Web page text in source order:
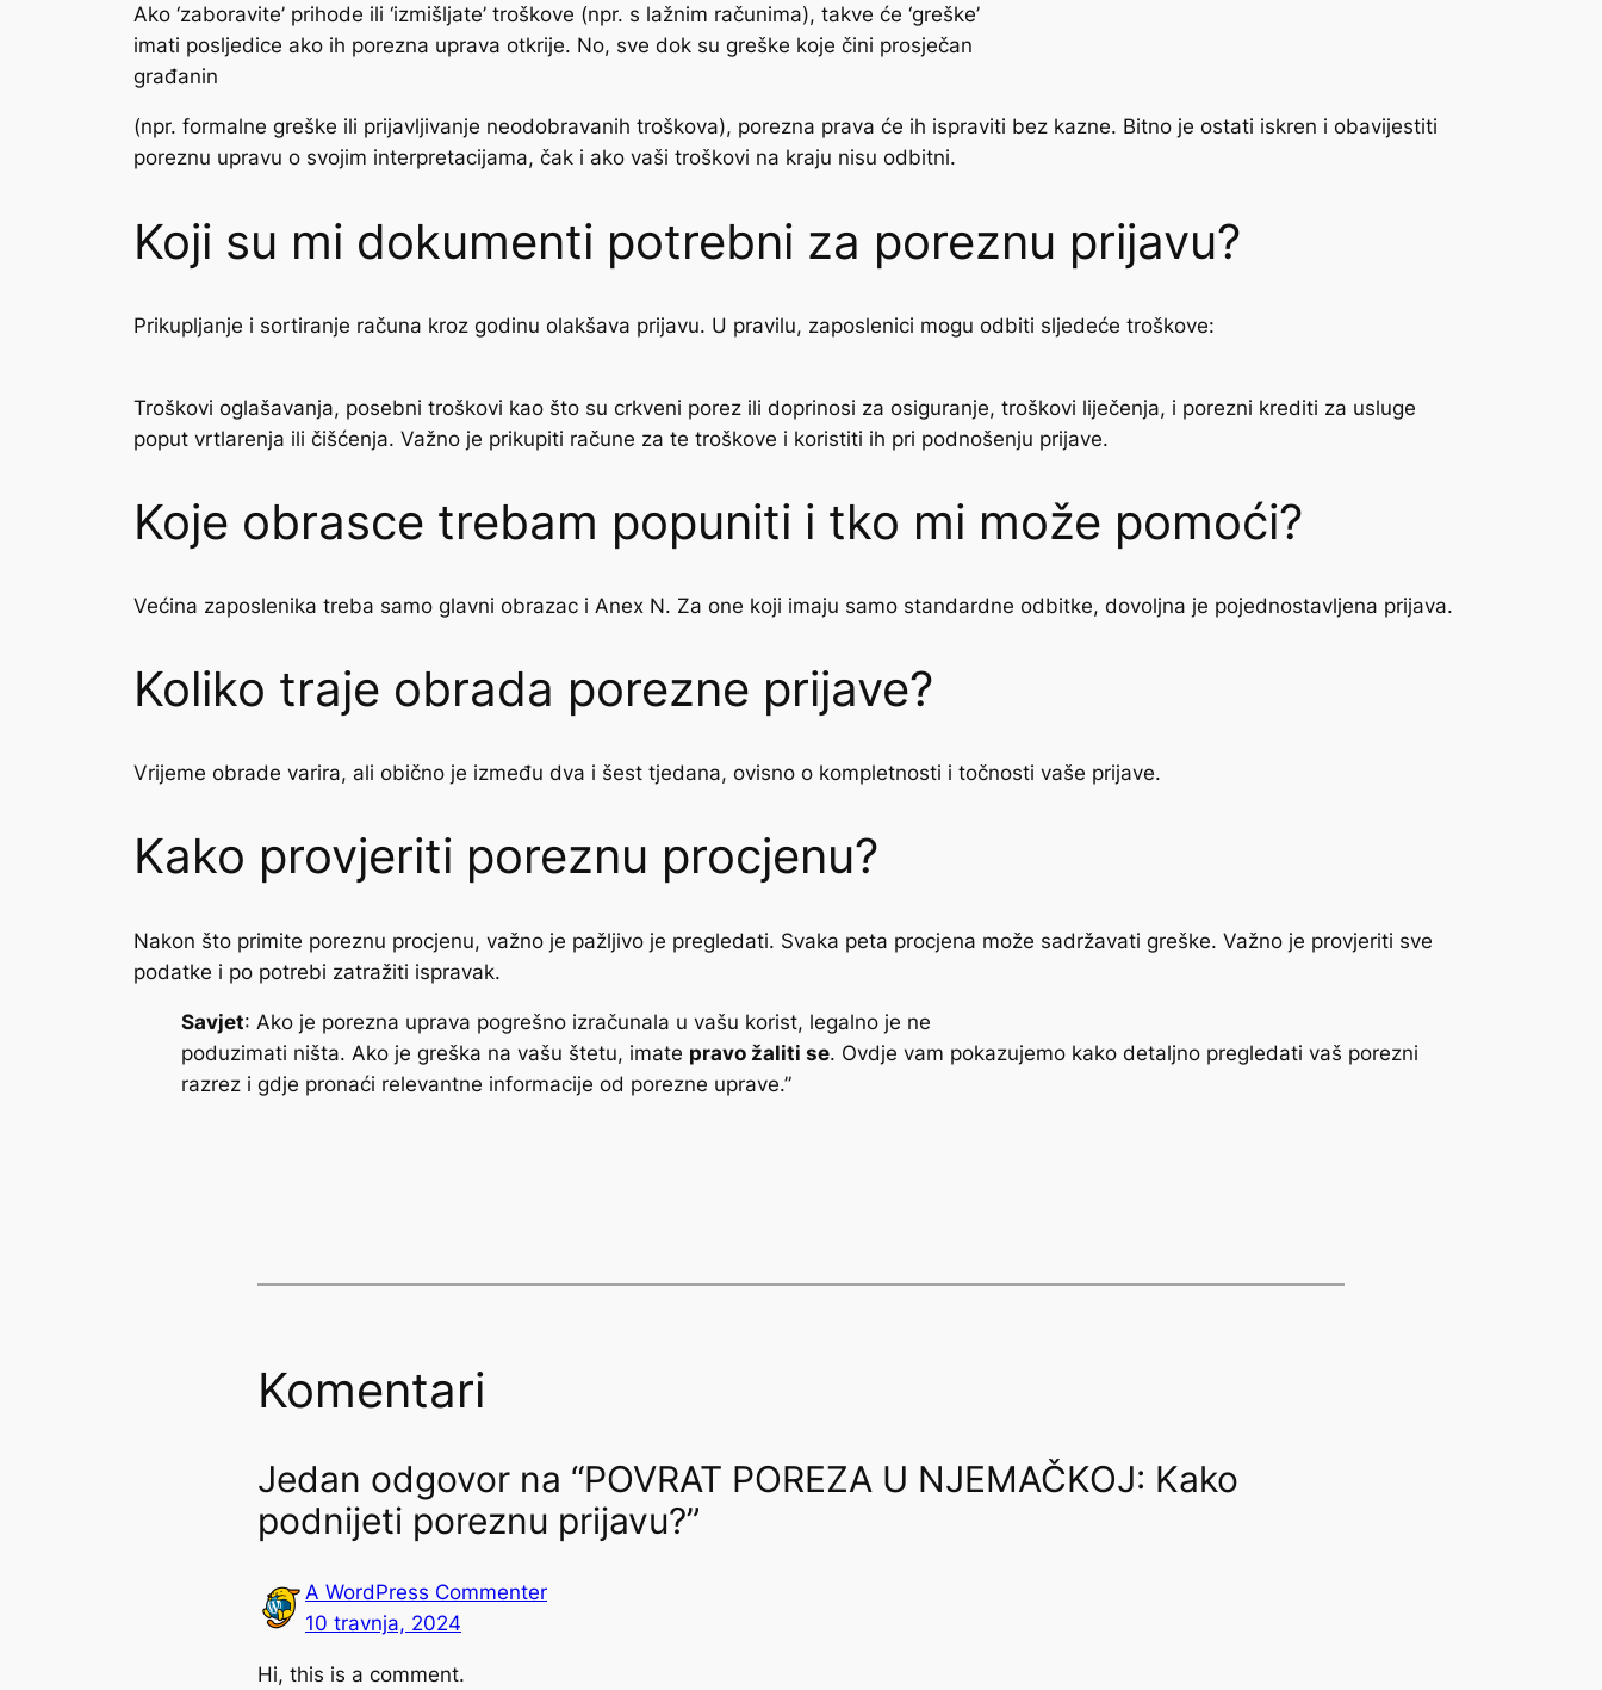
Ako ‘zaboravite’ prihode ili ‘izmišljate’ troškove (npr. s lažnim računima), takve će ‘greške’
imati posljedice ako ih porezna uprava otkrije. No, sve dok su greške koje čini prosječan
građanin
(npr. formalne greške ili prijavljivanje neodobravanih troškova), porezna prava će ih ispraviti bez kazne. Bitno je ostati iskren i obavijestiti
poreznu upravu o svojim interpretacijama, čak i ako vaši troškovi na kraju nisu odbitni.
Koji su mi dokumenti potrebni za poreznu prijavu?
Prikupljanje i sortiranje računa kroz godinu olakšava prijavu. U pravilu, zaposlenici mogu odbiti sljedeće troškove:
Troškovi oglašavanja, posebni troškovi kao što su crkveni porez ili doprinosi za osiguranje, troškovi liječenja, i porezni krediti za usluge
poput vrtlarenja ili čišćenja. Važno je prikupiti račune za te troškove i koristiti ih pri podnošenju prijave.
Koje obrasce trebam popuniti i tko mi može pomoći?
Većina zaposlenika treba samo glavni obrazac i Anex N. Za one koji imaju samo standardne odbitke, dovoljna je pojednostavljena prijava.
Koliko traje obrada porezne prijave?
Vrijeme obrade varira, ali obično je između dva i šest tjedana, ovisno o kompletnosti i točnosti vaše prijave.
Kako provjeriti poreznu procjenu?
Nakon što primite poreznu procjenu, važno je pažljivo je pregledati. Svaka peta procjena može sadržavati greške. Važno je provjeriti sve
podatke i po potrebi zatražiti ispravak.
Savjet: Ako je porezna uprava pogrešno izračunala u vašu korist, legalno je ne
poduzimati ništa. Ako je greška na vašu štetu, imate pravo žaliti se. Ovdje vam pokazujemo kako detaljno pregledati vaš porezni
razrez i gdje pronaći relevantne informacije od porezne uprave.”
Komentari
Jedan odgovor na “POVRAT POREZA U NJEMAČKOJ: Kako
podnijeti poreznu prijavu?”
A WordPress Commenter
10 travnja, 2024
Hi, this is a comment.